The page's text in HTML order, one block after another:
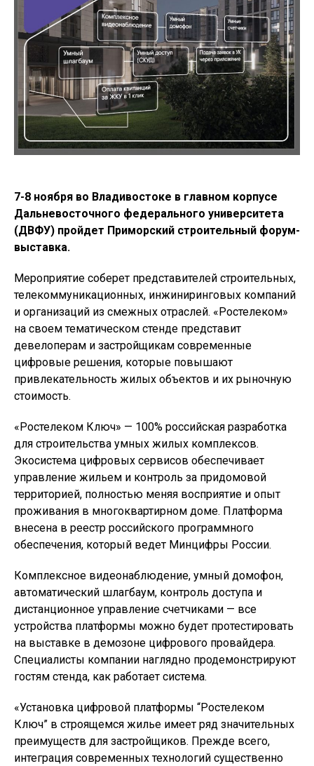
7-8 ноября во Владивостоке в главном корпусе
Дальневосточного федерального университета
(ДВФУ) пройдет Приморский строительный форум-
выставка.
Мероприятие соберет представителей строительных,
телекоммуникационных, инжиниринговых компаний
и организаций из смежных отраслей. «Ростелеком»
на своем тематическом стенде представит
девелоперам и застройщикам современные
цифровые решения, которые повышают
привлекательность жилых объектов и их рыночную
стоимость.
«Ростелеком Ключ» — 100% российская разработка
для строительства умных жилых комплексов.
Экосистема цифровых сервисов обеспечивает
управление жильем и контроль за придомовой
территорией, полностью меняя восприятие и опыт
проживания в многоквартирном доме. Платформа
внесена в реестр российского программного
обеспечения, который ведет Минцифры России.
Комплексное видеонаблюдение, умный домофон,
автоматический шлагбаум, контроль доступа и
дистанционное управление счетчиками — все
устройства платформы можно будет протестировать
на выставке в демозоне цифрового провайдера.
Специалисты компании наглядно продемонстрируют
гостям стенда, как работает система.
«Установка цифровой платформы “Ростелеком
Ключ” в строящемся жилье имеет ряд значительных
преимуществ для застройщиков. Прежде всего,
интеграция современных технологий существенно